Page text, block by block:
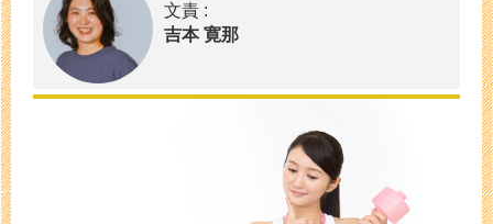
文責 :
吉本 寛那